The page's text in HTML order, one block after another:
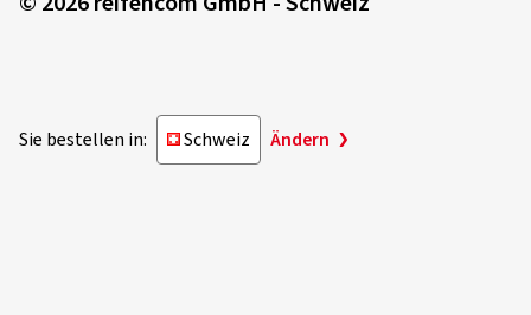
Sie bestellen in: Schweiz Ändern